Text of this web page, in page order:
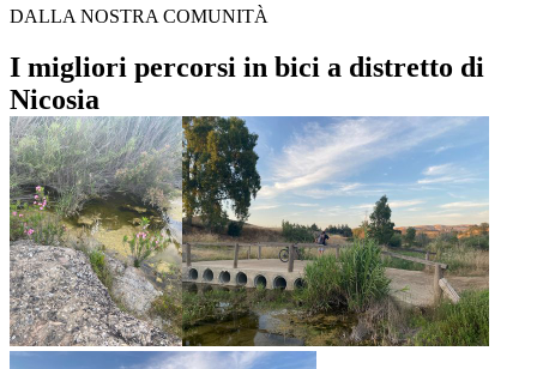
DALLA NOSTRA COMUNITÀ
I migliori percorsi in bici a distretto di
Nicosia